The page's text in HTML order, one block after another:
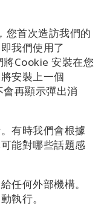
您首次造訪我們的
我們使用了
Cookie 安裝在您
安裝上一個
再顯示彈出消
有時我們會根據
能對哪些話題感
任何外部機構。
執行。